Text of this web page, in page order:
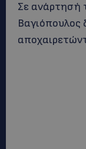
Σε ανάρτησή
Βαγιόπουλος